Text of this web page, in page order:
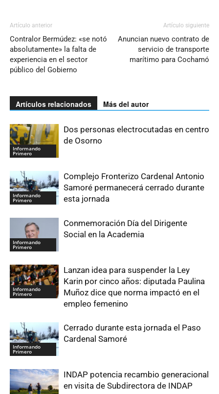
Artículo anterior
Contralor Bermúdez: «se notó
absolutamente» la falta de
experiencia en el sector
público del Gobierno
Artículo siguiente
Anuncian nuevo contrato de
servicio de transporte
marítimo para Cochamó
Artículos relacionados Más del autor
Informando
Primero
Dos personas electrocutadas en centro
de Osorno
Informando
Primero
Complejo Fronterizo Cardenal Antonio
Samoré permanecerá cerrado durante
esta jornada
Informando
Primero
Conmemoración Día del Dirigente
Social en la Academia
Informando
Primero
Lanzan idea para suspender la Ley
Karin por cinco años: diputada Paulina
Muñoz dice que norma impactó en el
empleo femenino
Informando
Primero
Cerrado durante esta jornada el Paso
Cardenal Samoré
INDAP potencia recambio generacional
en visita de Subdirectora de INDAP